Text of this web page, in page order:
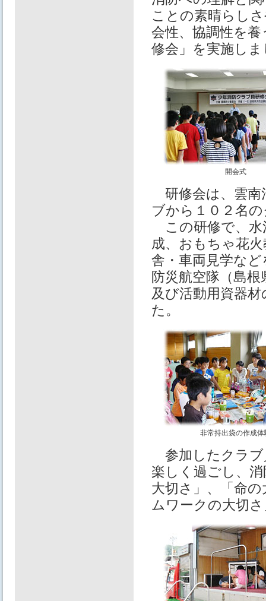
ことの素晴らし
会性、協調性を
修会」を実施し
開会式
研修会は、雲南
ブから１０２名
この研修で、水
成、おもちゃ花
舎・車両見学な
防災航空隊（島
及び活動用資器
た。
非常持出袋の作成体
参加したクラブ
楽しく過ごし、
大切さ」、「命
ムワークの大切